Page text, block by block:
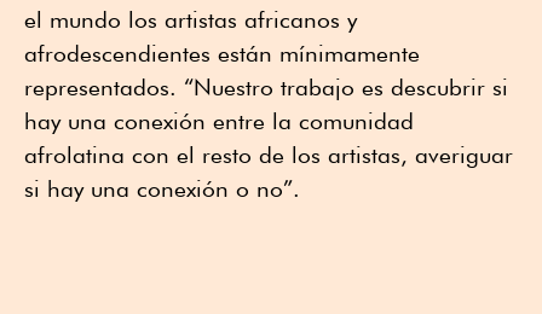
el mundo los artistas africanos y
afrodescendientes están mínimamente
representados. “Nuestro trabajo es descubrir si
hay una conexión entre la comunidad
afrolatina con el resto de los artistas, averiguar
si hay una conexión o no”.